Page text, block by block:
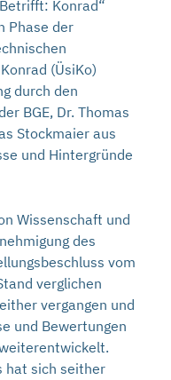
Konrad“
Phase der
(ÜsiKo)
durch den
BGE, Dr. Thomas
Stockmaier aus
und Hintergründe
Wissenschaft und
des
vom
verglichen
vergangen und
und Bewertungen
hat sich seither